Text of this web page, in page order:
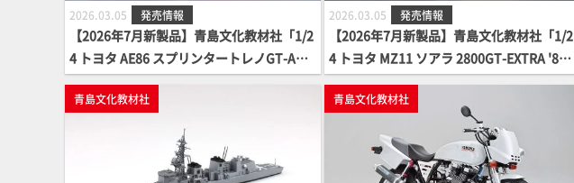
2026.03.05 発売情報
【2026年7月新製品】青島文化教材社「1/2
4 トヨタ AE86 スプリンタートレノGT-APE
X '84」
2026.03.05 発売情報
【2026年7月新製品】青島文化教材社「1/2
4 トヨタ MZ11 ソアラ 2800GT-EXTRA '8
1」
青島文化教材社 青島文化教材社